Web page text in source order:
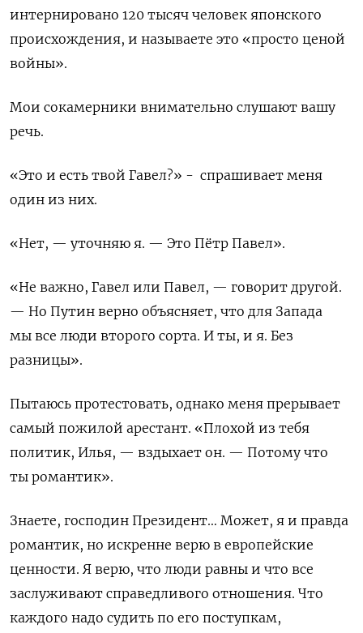
интернировано 120 тысяч человек японского
происхождения, и называете это «просто ценой
войны».
Мои сокамерники внимательно слушают вашу
речь.
«Это и есть твой Гавел?» - спрашивает меня
один из них.
«Нет, — уточняю я. — Это Пётр Павел».
«Не важно, Гавел или Павел, — говорит другой.
— Но Путин верно объясняет, что для Запада
мы все люди второго сорта. И ты, и я. Без
разницы».
Пытаюсь протестовать, однако меня прерывает
самый пожилой арестант. «Плохой из тебя
политик, Илья, — вздыхает он. — Потому что
ты романтик».
Знаете, господин Президент… Может, я и правда
романтик, но искренне верю в европейские
ценности. Я верю, что люди равны и что все
заслуживают справедливого отношения. Что
каждого надо судить по его поступкам,